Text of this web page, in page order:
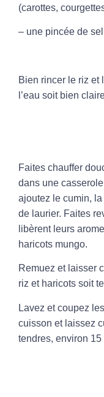
(carottes,
– une pincée de sel
Bien rincer le riz et
l’eau soit bien
Faites chauffer
dans une
ajoutez le cumin,
de laurier. Faites
libèrent leurs
haricots mungo.
Remuez et laisser
riz et haricots soit
Lavez et coupez
cuisson et laissez
tendres, environ 15